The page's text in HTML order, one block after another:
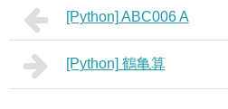
[Python] ABC006 A
[Python] 鶴亀算